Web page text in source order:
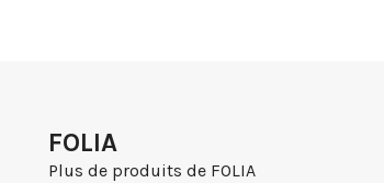
FOLIA
Plus de produits de FOLIA